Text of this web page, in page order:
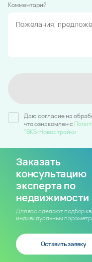
Комментарий
Даю согласие на
что ознакомлен c
"ВКБ-Новостройки
Заказать
консультацию
эксперта по
недвижимости
Для вас сделают подбор
индивидуальным
Оставить заявку